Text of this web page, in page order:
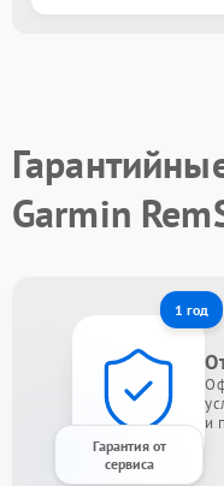
Garmin
1 год
Гарантия от
сервиса
и